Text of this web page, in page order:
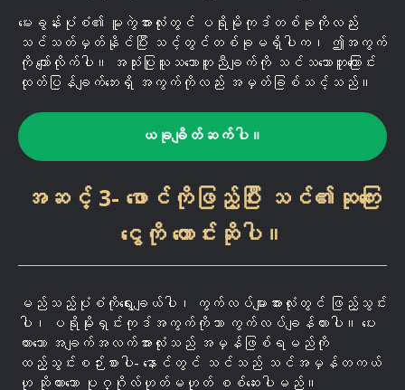
မေးခွန်းပုံစံ၏ မူကွဲအားလုံးတွင် ပရိုမိုကုဒ်တစ်ခုကိုလည်း
သင်သတ်မှတ်နိုင်ပြီး သင့်တွင်တစ်ခုမရှိပါက၊ ဤအကွက်
ကို ကျော်လိုက်ပါ။ အသုံးပြုသူသဘောတူညီချက်ကို သင်သဘောတူကြောင်း
ထုတ်ပြန်ချက်ဘေးရှိ အကွက်ကိုလည်း အမှတ်ခြစ်သင့်သည်။
ယခုချိတ်ဆက်ပါ။
အဆင့် 3- ဖောင်ကိုဖြည့်ပြီး သင်၏ဆုကြေး
ငွေကို တောင်းဆိုပါ။
မည်သည့်ပုံစံကိုရွေးချယ်ပါ၊ ကွက်လပ်များအားလုံးတွင် ဖြည့်သွင်း
ပါ၊ ပရိုမိုးရှင်းကုဒ်အကွက်ကိုသာ ကွက်လပ်ချန်ထားပါ။ ပေး
ထားသော အချက်အလက်အားလုံးသည် အမှန်ဖြစ်ရမည်ကို
ထည့်သွင်းစဉ်းစားပါ- နောင်တွင် သင်သည် သင်အမှန်တကယ်
ဟု ဆိုထားသော ပုဂ္ဂိုလ်ဟုတ်မဟုတ် စစ်ဆေးပါမည်။